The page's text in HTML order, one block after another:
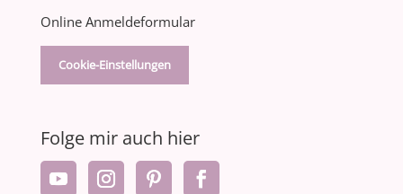
Online Anmeldeformular
Cookie-Einstellungen
Folge mir auch hier